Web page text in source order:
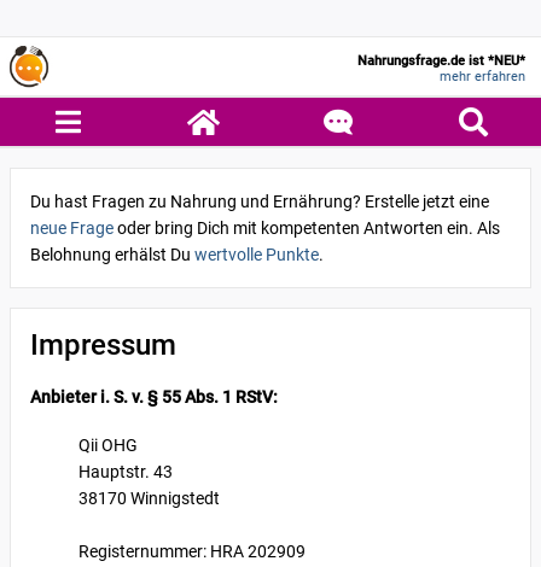
Nahrungsfrage.de ist *NEU*
mehr erfahren
Du hast Fragen zu Nahrung und Ernährung? Erstelle jetzt eine
neue Frageoder bring Dich mit kompetenten Antworten ein. Als
Belohnung erhälst Du wertvolle Punkte.
Impressum
Anbieter i. S. v. § 55 Abs. 1 RStV:
Qii OHG
Hauptstr. 43
38170 Winnigstedt
Registernummer: HRA 202909